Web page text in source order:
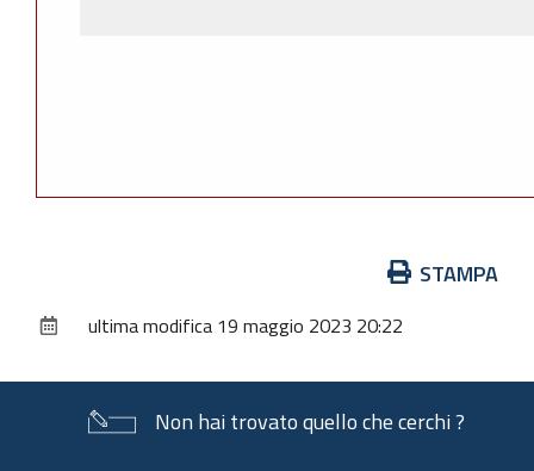
documento
STAMPA
ultima modifica 19 maggio 2023 20:22
Non hai trovato quello che cerchi ?